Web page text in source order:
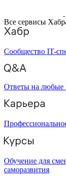
Все сервисы
Сообщество IT-
Ответы на любые
Обучение для
саморазвития